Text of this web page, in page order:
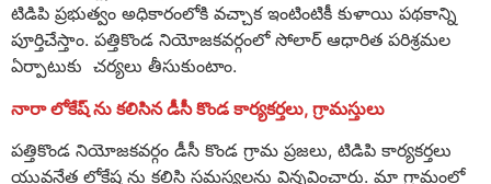
టిడిపి ప్రభుత్వం అధికారంలోకి వచ్చాక ఇంటింటికీ కుళాయి పథకాన్ని
పూర్తిచేస్తాం. పత్తికొండ నియోజకవర్గంలో సోలార్ ఆధారిత పరిశ్రమల
ఏర్పాటుకు చర్యలు తీసుకుంటాం.
నారా లోకేష్ ను కలిసిన డీసీ కొండ కార్యకర్తలు, గ్రామస్తులు
పత్తికొండ నియోజకవర్గం డీసీ కొండ గ్రామ ప్రజలు, టిడిపి కార్యకర్తలు
యువనేత లోకేష ను కలిసి సమస్యలను విన్నవించారు. మా గ్రామంలో